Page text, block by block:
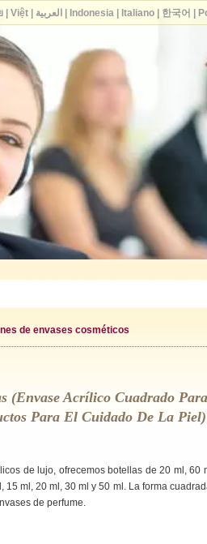
de envases cosméticos
(envase Acrílico Cuadrado Para
Para El Cuidado De La Piel)
de lujo, ofrecemos botellas de 20 ml, 60
15 ml, 20 ml, 30 ml y 50 ml. La forma
de perfume.
| Việt| العربية Indonesia| Italiano| 한국어